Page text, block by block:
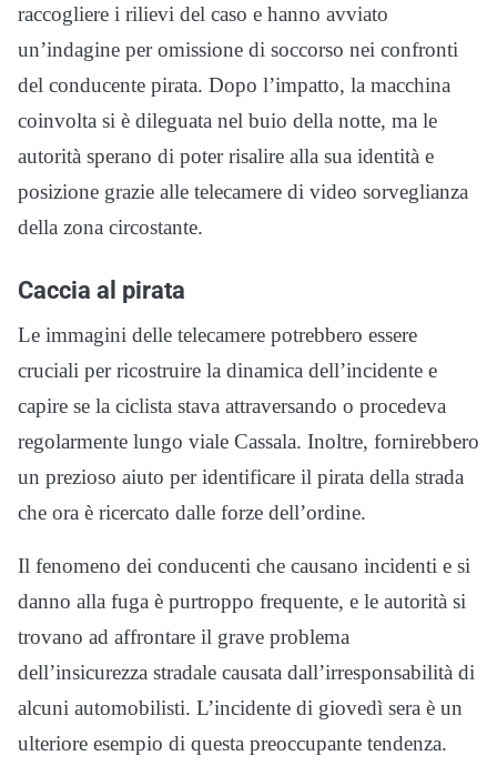
raccogliere i rilievi del caso e hanno avviato
un’indagine per omissione di soccorso nei confronti
del conducente pirata. Dopo l’impatto, la macchina
coinvolta si è dileguata nel buio della notte, ma le
autorità sperano di poter risalire alla sua identità e
posizione grazie alle telecamere di video sorveglianza
della zona circostante.
Caccia al pirata
Le immagini delle telecamere potrebbero essere
cruciali per ricostruire la dinamica dell’incidente e
capire se la ciclista stava attraversando o procedeva
regolarmente lungo viale Cassala. Inoltre, fornirebbero
un prezioso aiuto per identificare il pirata della strada
che ora è ricercato dalle forze dell’ordine.
Il fenomeno dei conducenti che causano incidenti e si
danno alla fuga è purtroppo frequente, e le autorità si
trovano ad affrontare il grave problema
dell’insicurezza stradale causata dall’irresponsabilità di
alcuni automobilisti. L’incidente di giovedì sera è un
ulteriore esempio di questa preoccupante tendenza.